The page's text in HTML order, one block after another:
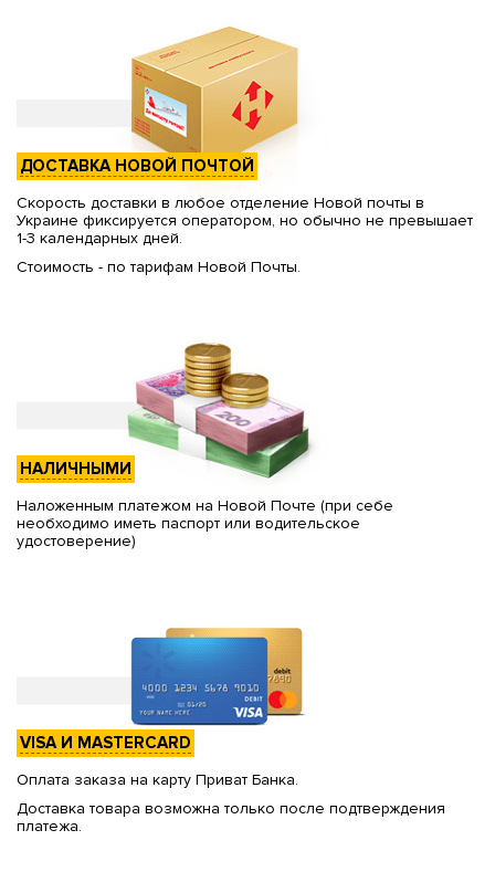
ДОСТАВКА НОВОЙ ПОЧТОЙ
Скорость доставки в любое отделение Новой почты в
Украине фиксируется оператором, но обычно не превышает
1-3 календарных дней.
Стоимость - по тарифам Новой Почты.
НАЛИЧНЫМИ
Наложенным платежом на Новой Почте (при себе
необходимо иметь паспорт или водительское
удостоверение)
VISA И MASTERCARD
Оплата заказа на карту Приват Банка.
Доставка товара возможна только после подтверждения
платежа.